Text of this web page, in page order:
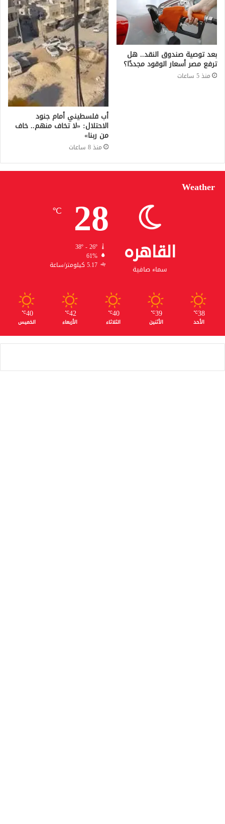
بعد توصية صندوق النقد.. هل
ترفع مصر أسعار الوقود مجددًا؟
منذ 5 ساعات
أب فلسطيني أمام جنود
الاحتلال: «لا تخاف منهم.. خاف
من ربنا»
منذ 8 ساعات
Weather
القاهره
سماء صافية
28
℃
38º - 26º
61%
5.17 كيلومتر/ساعة
38
℃
الأحد
39
℃
الأثنين
40
℃
الثلاثاء
42
℃
الأربعاء
40
℃
الخميس